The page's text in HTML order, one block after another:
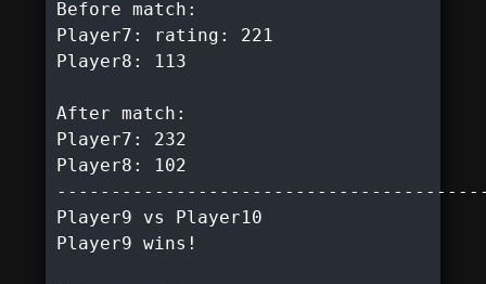
Before match:
Player7: rating: 221
Player8: 113
After match:
Player7: 232
Player8: 102
Player9 vs Player10
Player9 wins!